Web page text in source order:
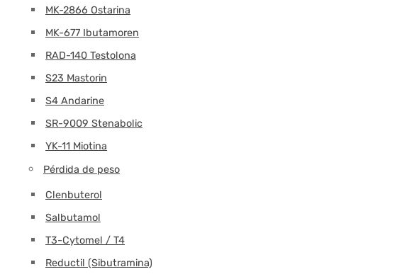
MK-2866 Ostarina
MK-677 Ibutamoren
RAD-140 Testolona
S23 Mastorin
S4 Andarine
SR-9009 Stenabolic
YK-11 Miotina
Pérdida de peso
Clenbuterol
Salbutamol
T3-Cytomel / T4
Reductil (Sibutramina)